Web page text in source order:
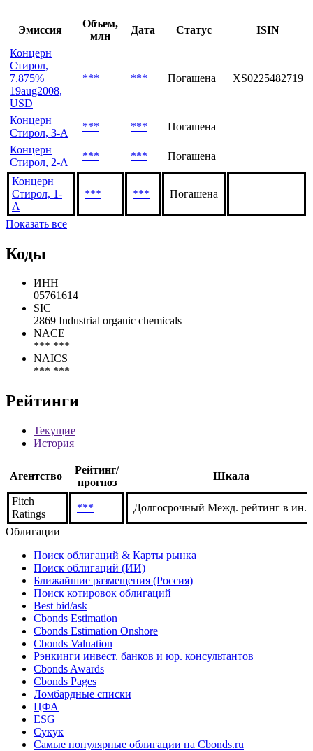
Последние выпуски
Эмиссия
млн
Дата Статус
ISIN
Концерн
7.875%
19aug2008,
USD
*** *** Погашена
Концерн
Стирол, 3-А
*** ***
Погашена
Концерн
Стирол, 2-А
Концерн
A
Коды
ИНН
05761614
SIC
2869 Industrial organic chemicals
NAICS
Рейтинги
Текущие
История
Агентство Шкала
Fitch
Ratings
***
Долгосрочный Межд. рейтинг в ин.
Облигации
Поиск облигаций & Карты рынка
Поиск облигаций (ИИ)
Ближайшие размещения (Россия)
Поиск котировок облигаций
Best bid/ask
Cbonds Estimation
Cbonds Estimation Onshore
Cbonds Valuation
Рэнкинги инвест. банков и юр. консультантов
Cbonds Awards
Cbonds Pages
Ломбардные списки